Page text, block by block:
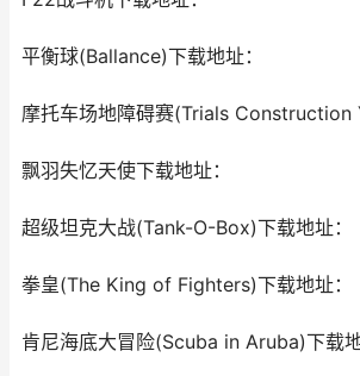
平衡球(Ballance)下载地址：
摩托车场地障碍赛(Trials Construction
飘羽失忆天使下载地址：
超级坦克大战(Tank-O-Box)下载地址：
拳皇(The King of Fighters)下载地址：
肯尼海底大冒险(Scuba in Aruba)下载地